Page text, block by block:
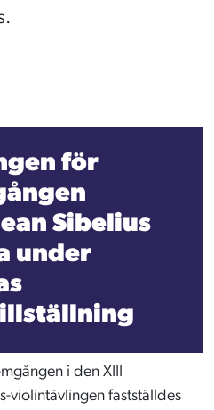
för
Sibelius
under
i den XIII
violintävlingen fastställdes